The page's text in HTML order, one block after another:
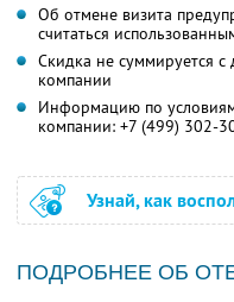
Об отмене визита
считаться
Скидка не суммируется
компании
Информацию по
компании: +7 (499) 302-
Узнай, как
ПОДРОБНЕЕ ОБ